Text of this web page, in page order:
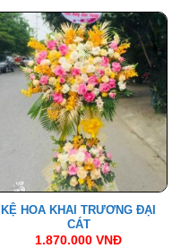
KỆ HOA KHAI TRƯƠNG ĐẠI
CÁT
1.870.000 VNĐ